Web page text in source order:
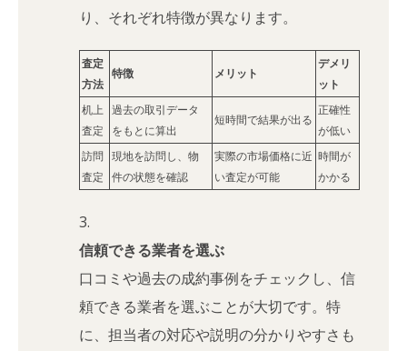
り、それぞれ特徴が異なります。
査定
方法
特徴 メリット
デメリ
ット
机上
査定
過去の取引データ
をもとに算出
短時間で結果が出る
正確性
が低い
訪問
査定
現地を訪問し、物
件の状態を確認
実際の市場価格に近
い査定が可能
時間が
かかる
信頼できる業者を選ぶ
口コミや過去の成約事例をチェックし、信
頼できる業者を選ぶことが大切です。特
に、担当者の対応や説明の分かりやすさも